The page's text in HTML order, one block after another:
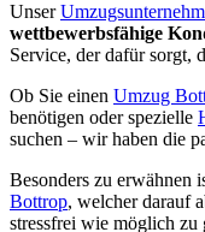
Unser
wettbewerbsfähige
Service, der dafür sorgt,
Ob Sie einen Umzug
benötigen oder spezielle
suchen – wir haben die
Besonders zu erwähnen
Bottrop, welcher darauf
stressfrei wie möglich zu